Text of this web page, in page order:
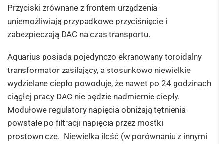
Przyciski zrównane z frontem urządzenia
uniemożliwiają przypadkowe przyciśnięcie i
zabezpieczają DAC na czas transportu.
Aquarius posiada pojedynczo ekranowany toroidalny
transformator zasilający, a stosunkowo niewielkie
wydzielane ciepło powoduje, że nawet po 24 godzinach
ciągłej pracy DAC nie będzie nadmiernie ciepły.
Modułowe regulatory napięcia obniżają tętnienia
powstałe po filtracji napięcia przez mostki
prostownicze. Niewielka ilość (w porównaniu z innymi